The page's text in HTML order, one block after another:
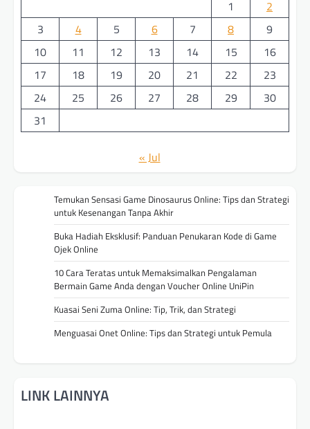
1
2
3
4 5 6 7 8
9
10
11 12 13 14 15
16
17
18 19 20 21 22
23
24
25 26 27 28 29
30
31
« Jul
Temukan Sensasi Game Dinosaurus Online: Tips dan Strategi
untuk Kesenangan Tanpa Akhir
Buka Hadiah Eksklusif: Panduan Penukaran Kode di Game
Ojek Online
10 Cara Teratas untuk Memaksimalkan Pengalaman
Bermain Game Anda dengan Voucher Online UniPin
Kuasai Seni Zuma Online: Tip, Trik, dan Strategi
Menguasai Onet Online: Tips dan Strategi untuk Pemula
LINK LAINNYA